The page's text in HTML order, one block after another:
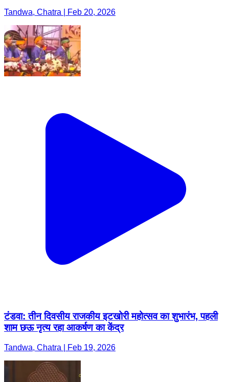
Tandwa, Chatra | Feb 20, 2026
टंडवा: तीन दिवसीय राजकीय इटखोरी महोत्सव का शुभारंभ, पहली
शाम छऊ नृत्य रहा आकर्षण का केंद्र
Tandwa, Chatra | Feb 19, 2026